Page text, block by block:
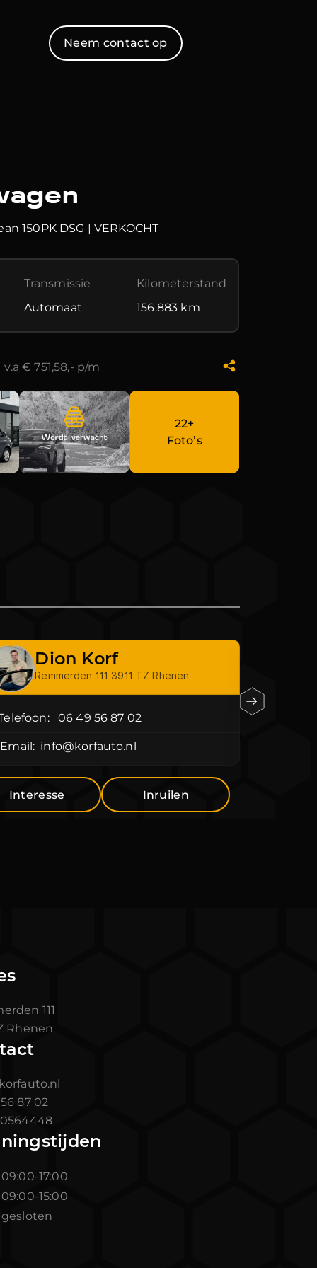
Neem contact op
150PK DSG | VERKOCHT
Transmissie
Automaat
Kilometerstand
156.883 km
v.a € 751,58,- p/m
22+
Foto’s
Dion Korf
Remmerden 111 3911 TZ Rhenen
06 49 56 87 02
Email: info@korfauto.nl
Interesse Inruilen
111
Rhenen
87 02
09:00-17:00
09:00-15:00
gesloten